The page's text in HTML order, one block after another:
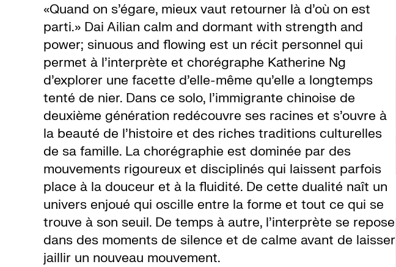
«Quand on s’égare, mieux vaut retourner là d’où on est
parti.» Dai Ailian calm and dormant with strength and
power; sinuous and flowing est un récit personnel qui
permet à l’interprète et chorégraphe Katherine Ng
d’explorer une facette d’elle-même qu’elle a longtemps
tenté de nier. Dans ce solo, l’immigrante chinoise de
deuxième génération redécouvre ses racines et s’ouvre à
la beauté de l’histoire et des riches traditions culturelles
de sa famille. La chorégraphie est dominée par des
mouvements rigoureux et disciplinés qui laissent parfois
place à la douceur et à la fluidité. De cette dualité naît un
univers enjoué qui oscille entre la forme et tout ce qui se
trouve à son seuil. De temps à autre, l’interprète se repose
dans des moments de silence et de calme avant de laisser
jaillir un nouveau mouvement.